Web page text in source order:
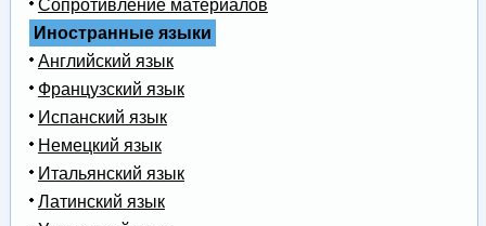
Сопротивление материалов
Иностранные языки
Английский язык
Французский язык
Испанский язык
Немецкий язык
Итальянский язык
Латинский язык